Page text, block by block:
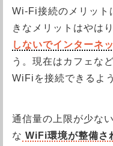
Wi-Fi接続のメリット
きなメリットはやはり
しないでインターネ
う。現在はカフェな
WiFiを接続できるよ
通信量の上限が少な
な WiFi環境が整備さ